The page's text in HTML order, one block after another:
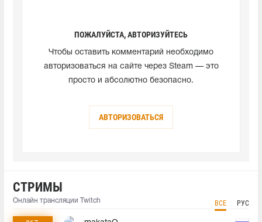
ПОЖАЛУЙСТА, АВТОРИЗУЙТЕСЬ
Чтобы оставить комментарий необходимо
авторизоваться на сайте через Steam — это
просто и абсолютно безопасно.
АВТОРИЗОВАТЬСЯ
СТРИМЫ
Онлайн трансляции Twitch ВСЕ РУС